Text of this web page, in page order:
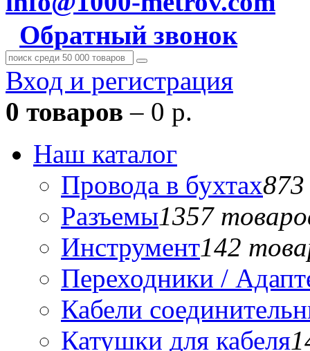
Обратный звонок
Вход и регистрация
0 товаров – 0 р.
Наш каталог
Провода в бухтах
Разъемы1357
Инструмент142
Переходники /
Кабели
Катушки для кабеля